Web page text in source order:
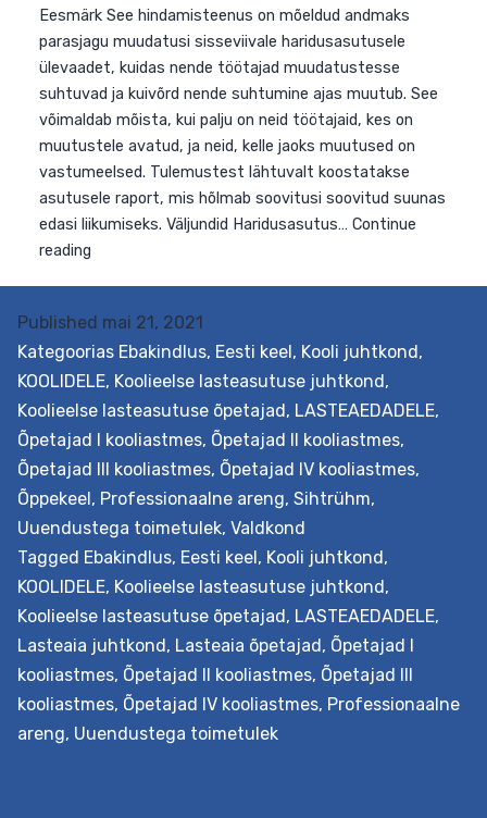
Eesmärk See hindamisteenus on mõeldud andmaks
parasjagu muudatusi sisseviivale haridusasutusele
ülevaadet, kuidas nende töötajad muudatustesse
suhtuvad ja kuivõrd nende suhtumine ajas muutub. See
võimaldab mõista, kui palju on neid töötajaid, kes on
muutustele avatud, ja neid, kelle jaoks muutused on
vastumeelsed. Tulemustest lähtuvalt koostatakse
asutusele raport, mis hõlmab soovitusi soovitud
edasi liikumiseks. Väljundid Haridusasutus…
readingMuutuste
ja
Published mai 21, 2021
Kategoorias Ebakindlus, Eesti keel, Kooli juhtkond,
KOOLIDELE, Koolieelse lasteasutuse juhtkond,
Koolieelse lasteasutuse õpetajad, LASTEAEDADELE,
Õpetajad I kooliastmes, Õpetajad II kooliastmes,
Õpetajad III kooliastmes, Õpetajad IV kooliastmes,
Õppekeel, Professionaalne areng, Sihtrühm,
Uuendustega toimetulek, Valdkond
Tagged Ebakindlus, Eesti keel, Kooli juhtkond,
KOOLIDELE, Koolieelse lasteasutuse juhtkond,
Koolieelse lasteasutuse õpetajad, LASTEAEDADELE,
Lasteaia juhtkond, Lasteaia õpetajad, Õpetajad I
kooliastmes, Õpetajad II kooliastmes, Õpetajad III
kooliastmes, Õpetajad IV kooliastmes, Professionaalne
areng, Uuendustega toimetulek